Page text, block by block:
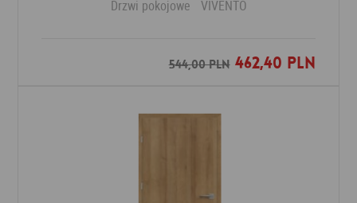
Drzwi pokojowe VIVENTO
544,00 PLN462,40 PLN
Dodaj do ulubionych